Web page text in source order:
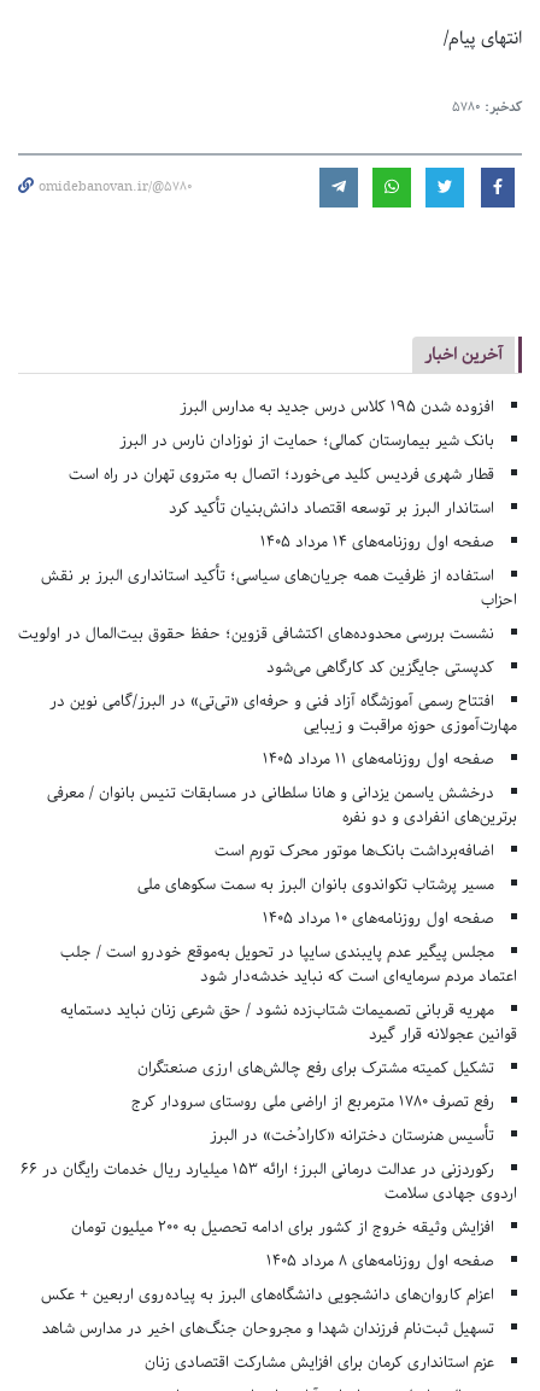
انتهای پیام/
کدخبر: 5780
omidebanovan.ir/@5780
آخرین اخبار
افزوده شدن ۱۹۵ کلاس درس جدید به مدارس البرز
بانک شیر بیمارستان کمالی؛ حمایت از نوزادان نارس در البرز
قطار شهری فردیس کلید می‌خورد؛ اتصال به متروی تهران در راه است
استاندار البرز بر توسعه اقتصاد دانش‌بنیان تأکید کرد
صفحه اول روزنامه‌های 14 مرداد 1405
استفاده از ظرفیت همه جریان‌های سیاسی؛ تأکید استانداری البرز بر نقش
احزاب
نشست بررسی محدوده‌های اکتشافی قزوین؛ حفظ حقوق بیت‌المال در اولویت
کدپستی جایگزین کد کارگاهی می‌شود
افتتاح رسمی آموزشگاه آزاد فنی و حرفه‌ای «تی‌تی» در البرز/گامی نوین در
مهارت‌آموزی حوزه مراقبت و زیبایی
صفحه اول روزنامه‌های 11 مرداد 1405
درخشش یاسمن یزدانی و هانا سلطانی در مسابقات تنیس بانوان / معرفی
برترین‌های انفرادی و دو نفره
اضافه‌برداشت بانک‌ها موتور محرک تورم است
مسیر پرشتاب تکواندوی بانوان البرز به سمت سکوهای ملی
صفحه اول روزنامه‌های 10 مرداد 1405
مجلس پیگیر عدم پایبندی سایپا در تحویل به‌موقع خودرو است / جلب
اعتماد مردم سرمایه‌ای است که نباید خدشه‌دار شود
مهریه قربانی تصمیمات شتاب‌زده نشود / حق شرعی زنان نباید دستمایه
قوانین عجولانه قرار گیرد
تشکیل کمیته مشترک برای رفع چالش‌های ارزی صنعتگران
رفع تصرف ۱۷۸۰ مترمربع از اراضی ملی روستای سرودار کرج
تأسیس هنرستان دخترانه «کارادُخت» در البرز
رکوردزنی در عدالت درمانی البرز؛ ارائه ۱۵۳ میلیارد ریال خدمات رایگان در ۶۶
اردوی جهادی سلامت
افزایش وثیقه خروج از کشور برای ادامه تحصیل به ۲۰۰ میلیون تومان
صفحه اول روزنامه‌های 8 مرداد 1405
اعزام کاروان‌های دانشجویی دانشگاه‌های البرز به پیاده‌روی اربعین + عکس
تسهیل ثبت‌نام فرزندان شهدا و مجروحان جنگ‌های اخیر در مدارس شاهد
عزم استانداری کرمان برای افزایش مشارکت اقتصادی زنان